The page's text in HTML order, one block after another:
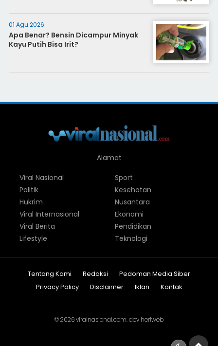
01 Agu 2026
Apa Benar? Bensin Dicampur Minyak
Kayu Putih Bisa Irit?
Alamat
Viral Nasional
Politik
Hukrim
Viral Internasional
Viral Berita
Lifestyle
Sport
Kesehatan
Nusantara
Ekonomi
Pendidikan
Teknologi
Tentang Kami Redaksi
Pedoman Media Siber
Privacy Policy
Disclaimer Iklan Kontak
© 2026viralnasional.com. dev heriweb